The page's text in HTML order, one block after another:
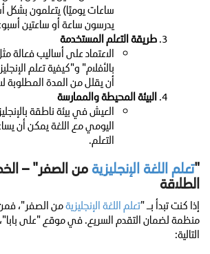
ساعات يوميًا) يتعلمون بشكل
يدرسون ساعة أو ساعتين
طريقة التعلم المستخدمة
الاعتماد على أساليب فعالة
بالأفلام" و"كيفية تعلم
أن يقلل من المدة المطلوبة
البيئة المحيطة والممارسة
العيش في بيئة ناطقة
اليومي مع اللغة يمكن أن
التعلم.
"تعلم اللغة الإنجليزيةمن الصفر" –
الطلاقة
إذا كنت تبدأ بـ "تعلم اللغة الإنجليزيةمن الصفر"،
منظمة لضمان التقدم السريع. في موقع "على
التالية: